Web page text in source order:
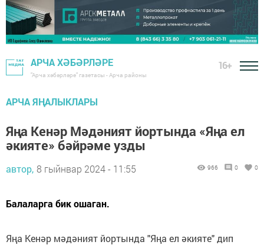
АРЧА ХӘБӘРЛӘРЕ
"Арча хәбәрләре" газетасы - Арча районы
16+
АРЧА ЯҢАЛЫКЛАРЫ
Яңа Кенәр Мәдәният йортында «Яңа ел
әкияте» бәйрәме узды
автор, 8 гыйнвар 2024 - 11:55 966 0 0
Балаларга бик ошаган.
Яңа Кенәр мәдәният йортында "Яңа ел әкияте" дип